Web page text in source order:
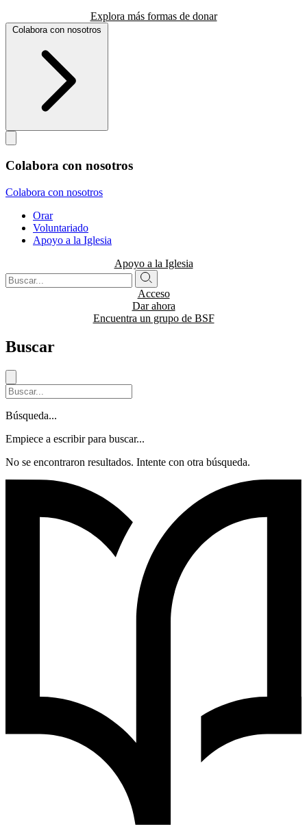
Explora más formas de donar
Colabora con nosotros
Colabora con nosotros
Colabora con nosotros
Orar
Voluntariado
Apoyo a la Iglesia
Apoyo a la Iglesia
Acceso
Dar ahora
Encuentra un grupo de BSF
Buscar
Búsqueda...
Empiece a escribir para buscar...
No se encontraron resultados. Intente con otra búsqueda.